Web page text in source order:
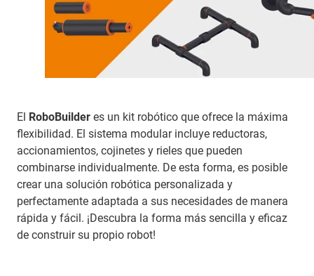
El RoboBuilder es un kit robótico que ofrece la máxima
flexibilidad. El sistema modular incluye reductoras,
accionamientos, cojinetes y rieles que pueden
combinarse individualmente. De esta forma, es posible
crear una solución robótica personalizada y
perfectamente adaptada a sus necesidades de manera
rápida y fácil. ¡Descubra la forma más sencilla y eficaz
de construir su propio robot!